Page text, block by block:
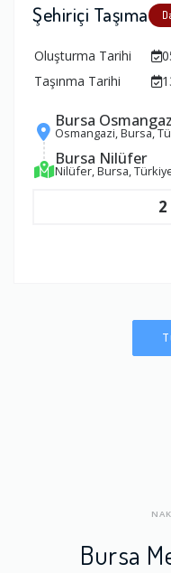
Şehiriçi Taşıma
Oluşturma Tarihi
Taşınma Tarihi
Bursa
Osmangazi, Bursa,
Bursa Nilüfer
Nilüfer, Bursa,
2
Bursa